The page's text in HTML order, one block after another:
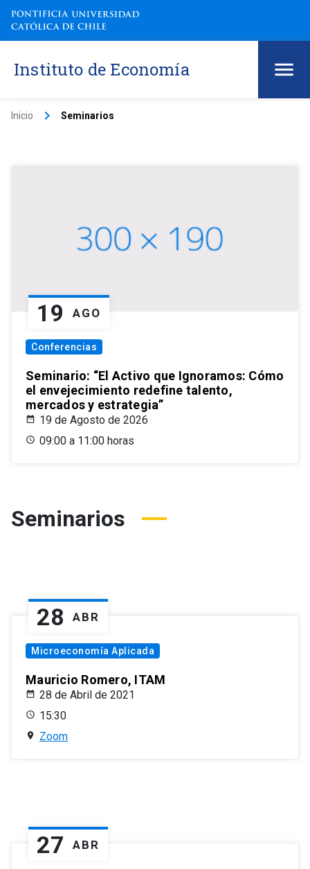
Instituto de Economía
Inicio keyboard_arrow_right Seminarios
19 AGO
Conferencias
Seminario: “El Activo que Ignoramos: Cómo
el envejecimiento redefine talento,
mercados y estrategia”
19 de Agosto de 2026
09:00 a 11:00 horas
Seminarios
28 ABR
Microeconomía Aplicada
Mauricio Romero, ITAM
28 de Abril de 2021
15:30
Zoom
27 ABR